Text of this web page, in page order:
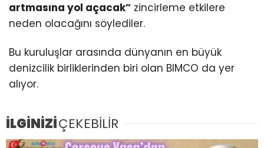
artmasına yol açacak” zincirleme etkilere
neden olacağını söylediler.
Bu kuruluşlar arasında dünyanın en büyük
denizcilik birliklerinden biri olan BIMCO da yer
alıyor.
İLGİNİZİÇEKEBİLİR